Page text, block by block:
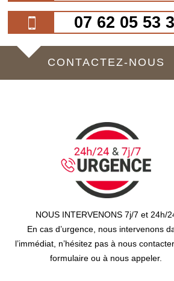
07 62 05 53
CONTACTEZ-NOUS
NOUS INTERVENONS 7j/7 et 24h/
En cas d’urgence, nous intervenons
l’immédiat, n’hésitez pas à nous
formulaire ou à nous appeler.